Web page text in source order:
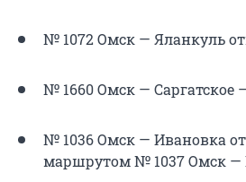
№ 1072 Омск — Яланкуль
№ 1660 Омск — Саргатское
№ 1036 Омск — Ивановка
маршрутом № 1037 Омск —